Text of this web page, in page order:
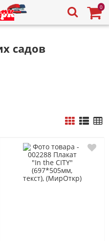
0
садов